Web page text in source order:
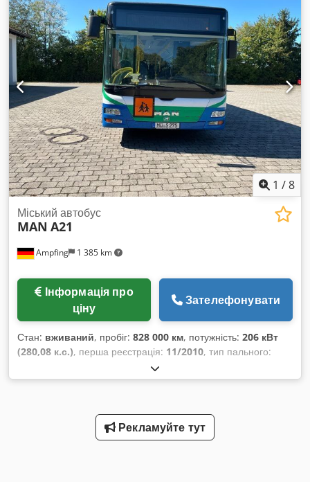
1 /8
Ampfing 1 385 km
Міський автобус
MAN A21
ціну
Зателефонувати
Стан: вживаний, пробіг: 828 000 км, потужність: 206 кВт
(280,08 к.с.), перша реєстрація: 11/2010, тип пального:
, тип передачі:
Рік виготовлення:2010, Обладнання:кондиціонер,
Рекламуйте тут